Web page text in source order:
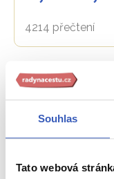
Souhlas
Tato webová
4214 přečtení